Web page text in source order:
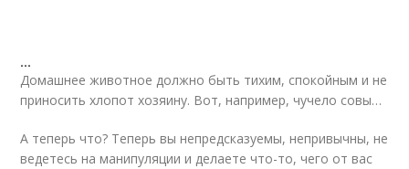
…
Домашнее животное должно быть тихим, спокойным и не
приносить хлопот хозяину. Вот, например, чучело совы…
А теперь что? Теперь вы непредсказуемы, непривычны, не
ведетесь на манипуляции и делаете что-то, чего от вас